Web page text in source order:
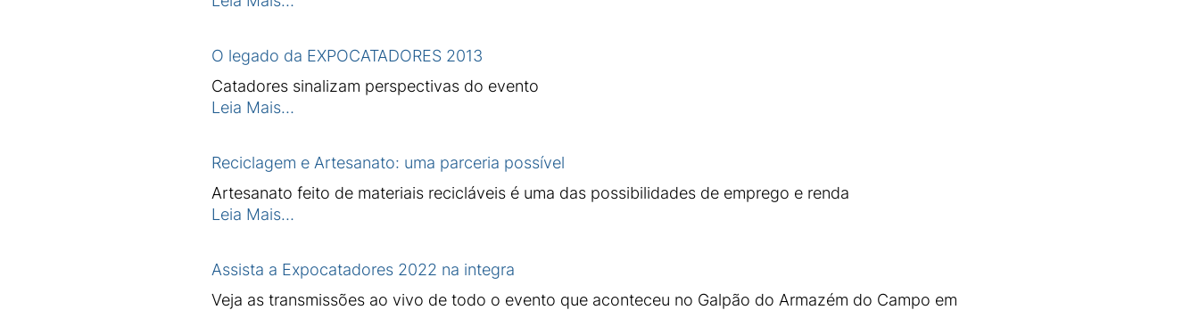
O legado da EXPOCATADORES 2013
Catadores sinalizam perspectivas do evento
Leia Mais…
Reciclagem e Artesanato: uma parceria possível
Artesanato feito de materiais recicláveis é uma das possibilidades de emprego e renda
Leia Mais…
Assista a Expocatadores 2022 na integra
Veja as transmissões ao vivo de todo o evento que aconteceu no Galpão do Armazém do Campo em